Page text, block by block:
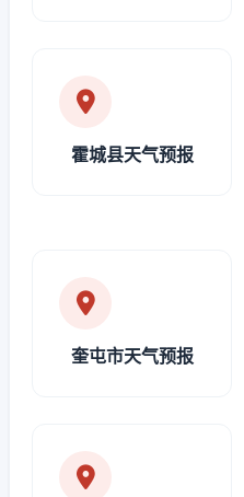
霍城县天气预报
奎屯市天气预报